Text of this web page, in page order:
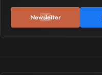
Newsletter